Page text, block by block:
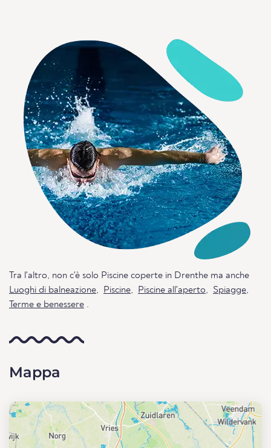
Tra l'altro, non c'è solo Piscine coperte in Drenthe ma anche
Luoghi di balneazione, Piscine, Piscine all'aperto, Spiagge,
Terme e benessere .
Mappa